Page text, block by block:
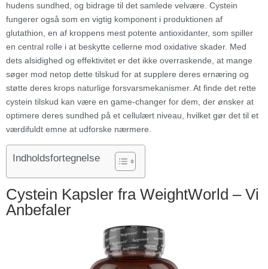
hudens sundhed, og bidrage til det samlede velvære. Cystein
fungerer også som en vigtig komponent i produktionen af
glutathion, en af kroppens mest potente antioxidanter, som spiller
en central rolle i at beskytte cellerne mod oxidative skader. Med
dets alsidighed og effektivitet er det ikke overraskende, at mange
søger mod netop dette tilskud for at supplere deres ernæring og
støtte deres krops naturlige forsvarsmekanismer. At finde det rette
cystein tilskud kan være en game-changer for dem, der ønsker at
optimere deres sundhed på et cellulært niveau, hvilket gør det til et
værdifuldt emne at udforske nærmere.
Indholdsfortegnelse
Cystein Kapsler fra WeightWorld – Vi
Anbefaler